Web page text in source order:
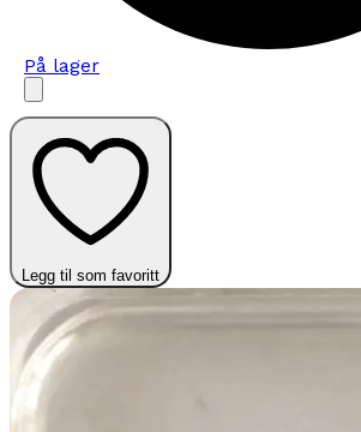
På lager
Legg til som favoritt